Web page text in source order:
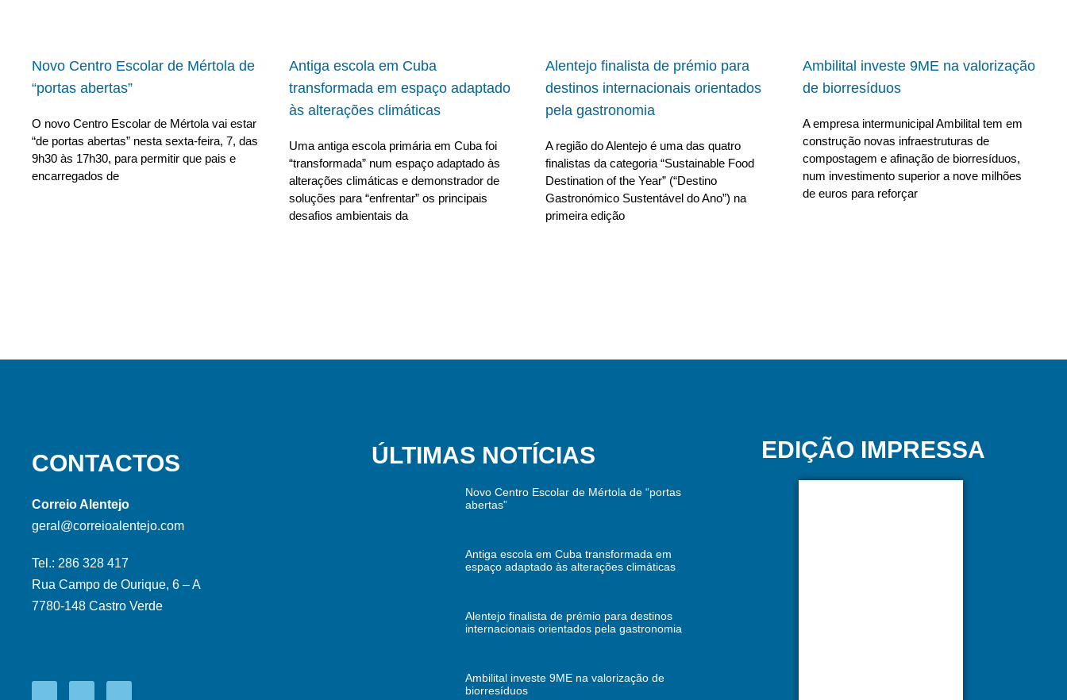
Novo Centro Escolar de Mértola de
“portas abertas”
O novo Centro Escolar de Mértola vai estar
“de portas abertas” nesta sexta-feira, 7, das
9h30 às 17h30, para permitir que pais e
encarregados de
Antiga escola em Cuba
transformada em espaço adaptado
às alterações climáticas
Uma antiga escola primária em Cuba foi
“transformada” num espaço adaptado às
alterações climáticas e demonstrador de
soluções para “enfrentar” os principais
desafios ambientais da
Alentejo finalista de prémio para
destinos internacionais orientados
pela gastronomia
A região do Alentejo é uma das quatro
finalistas da categoria “Sustainable Food
Destination of the Year” (“Destino
Gastronómico Sustentável do Ano”) na
primeira edição
Ambilital investe 9ME na valorização
de biorresíduos
A empresa intermunicipal Ambilital tem em
construção novas infraestruturas de
compostagem e afinação de biorresíduos,
num investimento superior a nove milhões
de euros para reforçar
CONTACTOS
Correio Alentejo
geral@correioalentejo.com
Tel.: 286 328 417
Rua Campo de Ourique, 6 – A
7780-148 Castro Verde
ÚLTIMAS NOTÍCIAS
Novo Centro Escolar de Mértola de “portas
abertas”
Antiga escola em Cuba transformada em
espaço adaptado às alterações climáticas
Alentejo finalista de prémio para destinos
internacionais orientados pela gastronomia
Ambilital investe 9ME na valorização de
biorresíduos
EDIÇÃO IMPRESSA